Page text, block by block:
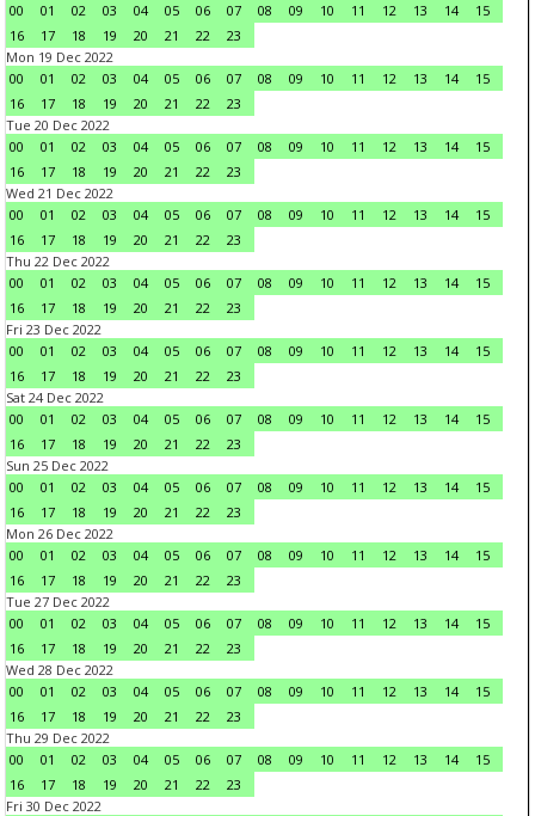
00
01 02 03 04 05 06 07 08 09 10 11 12 13 14
15
16
17 18 19 20 21 22
23
Mon 19 Dec 2022
00
01 02 03 04 05 06 07 08 09 10 11 12 13 14
15
16
17 18 19 20 21 22
23
Tue 20 Dec 2022
00
01 02 03 04 05 06 07 08 09 10 11 12 13 14
15
16
17 18 19 20 21 22
23
Wed 21 Dec 2022
00
01 02 03 04 05 06 07 08 09 10 11 12 13 14
15
16
17 18 19 20 21 22
23
Thu 22 Dec 2022
00
01 02 03 04 05 06 07 08 09 10 11 12 13 14
15
16
17 18 19 20 21 22
23
Fri 23 Dec 2022
00
01 02 03 04 05 06 07 08 09 10 11 12 13 14
15
16
17 18 19 20 21 22
23
Sat 24 Dec 2022
00
01 02 03 04 05 06 07 08 09 10 11 12 13 14
15
16
17 18 19 20 21 22
23
Sun 25 Dec 2022
00
01 02 03 04 05 06 07 08 09 10 11 12 13 14
15
16
17 18 19 20 21 22
23
Mon 26 Dec 2022
00
01 02 03 04 05 06 07 08 09 10 11 12 13 14
15
16
17 18 19 20 21 22
23
Tue 27 Dec 2022
00
01 02 03 04 05 06 07 08 09 10 11 12 13 14
15
16
17 18 19 20 21 22
23
Wed 28 Dec 2022
00
01 02 03 04 05 06 07 08 09 10 11 12 13 14
15
16
17 18 19 20 21 22
23
Thu 29 Dec 2022
00
01 02 03 04 05 06 07 08 09 10 11 12 13 14
15
16
17 18 19 20 21 22
23
Fri 30 Dec 2022